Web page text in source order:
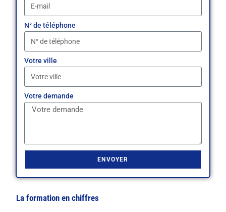
N° de téléphone
Votre ville
Votre demande
ENVOYER
La formation en chiffres